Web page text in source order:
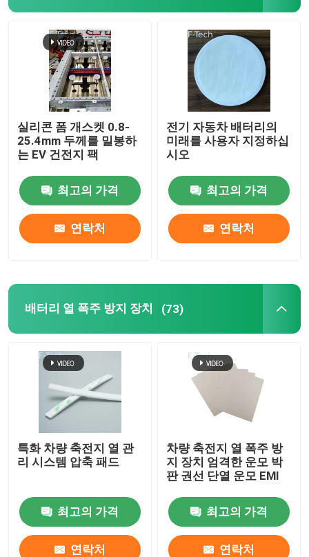
실리콘 폼 개스켓 0.8-
25.4mm 두께를 밀봉하
는 EV 건전지 팩
최고의 가격
연락처
전기 자동차 배터리의
미래를 사용자 지정하십
시오
최고의 가격
연락처
배터리 열 폭주 방지 장치 (73)
특화 차량 축전지 열 관
리 시스템 압축 패드
최고의 가격
연락처
차량 축전지 열 폭주 방
지 장치 엄격한 운모 박
판 권선 단열 운모 EMI
최고의 가격
연락처